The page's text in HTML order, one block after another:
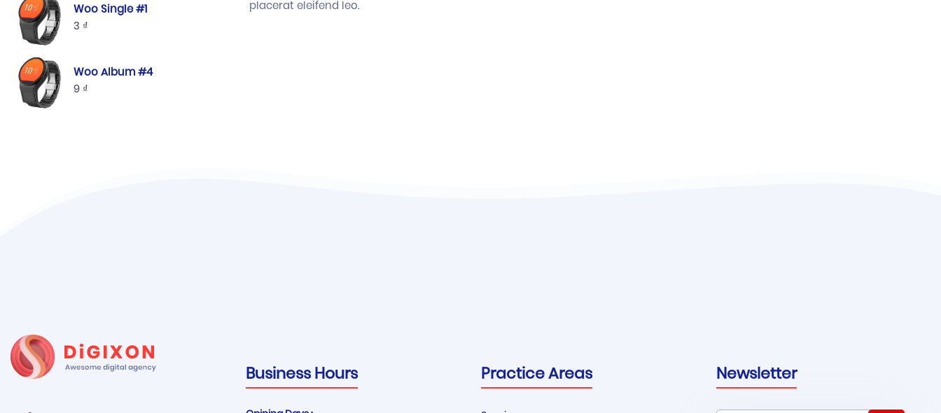
Woo Single #1
3 ₫
Woo Album #4
9 ₫
placerat eleifend leo.
Business Hours Practice Areas Newsletter